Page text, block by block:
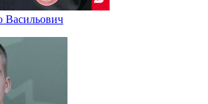
Васильович